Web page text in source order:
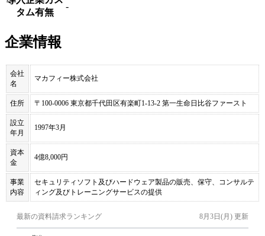
タム有無
-
企業情報
会社
名
マカフィー株式会社
住所 〒100-0006 東京都千代田区有楽町1-13-2 第一生命日比谷ファースト
設立
年月
1997年3月
資本
金
4億8,000円
事業
内容
セキュリティソフト及びハードウェア製品の販売、保守、コンサルテ
ィング及びトレーニングサービスの提供
最新の資料請求ランキング 8月3日(月) 更新